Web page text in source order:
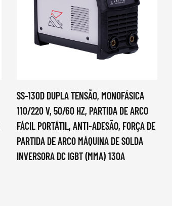
SS-130D DUPLA TENSÃO, MONOFÁSICA
110/220 V, 50/60 HZ, PARTIDA DE ARCO
FÁCIL PORTÁTIL, ANTI-ADESÃO, FORÇA DE
PARTIDA DE ARCO MÁQUINA DE SOLDA
INVERSORA DC IGBT (MMA) 130A